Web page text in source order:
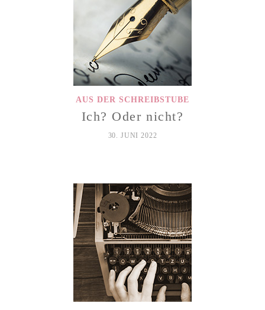
AUS DER SCHREIBSTUBE
Ich? Oder nicht?
30. JUNI 2022